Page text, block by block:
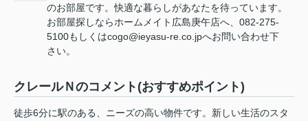
のお部屋です。快適な暮らしがあなたを待っています。
お部屋探しならホームメイト広島庚午店へ、082-275-
5100もしくはcogo@ieyasu-re.co.jpへお問い合わせ下
さい。
クレールＮのコメント(おすすめポイント)
徒歩6分に駅のある、ニーズの高い物件です。新しい生活のスタ